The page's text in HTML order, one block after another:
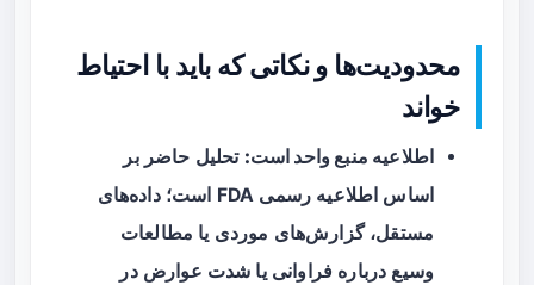
محدودیت‌ها و نکاتی که باید با احتیاط
خواند
اطلاعیه منبع واحد است: تحلیل حاضر بر
اساس اطلاعیه رسمی FDA است؛ داده‌های
مستقل، گزارش‌های موردی یا مطالعات
وسیع درباره فراوانی یا شدت عوارض در